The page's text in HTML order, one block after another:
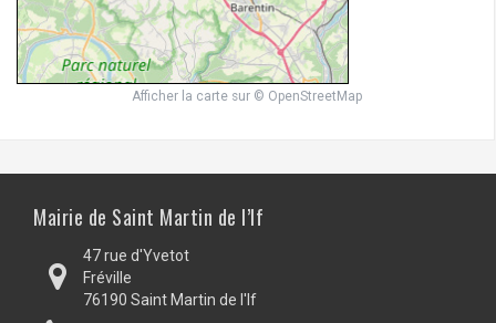
Afficher la carte sur © OpenStreetMap
Mairie de Saint Martin de l’If
47 rue d'Yvetot
Fréville
76190 Saint Martin de l'If